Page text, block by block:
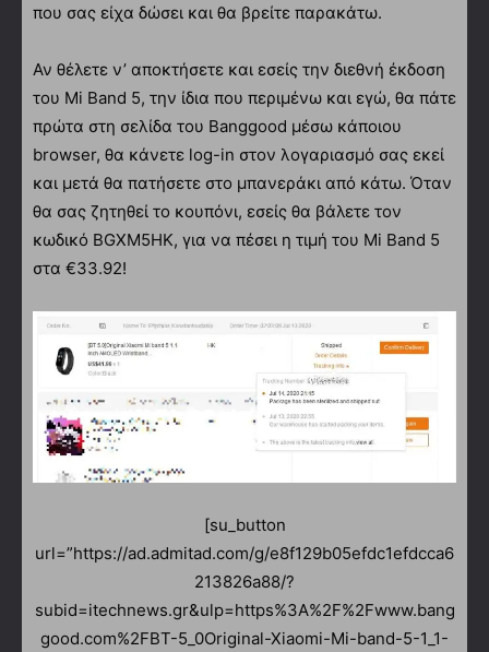
που σας είχα δώσει και θα βρείτε παρακάτω.
Αν θέλετε ν’ αποκτήσετε και εσείς την διεθνή έκδοση
του Mi Band 5, την ίδια που περιμένω και εγώ, θα πάτε
πρώτα στη σελίδα του Banggood μέσω κάποιου
browser, θα κάνετε log-in στον λογαριασμό σας εκεί
και μετά θα πατήσετε στο μπανεράκι από κάτω. Όταν
θα σας ζητηθεί το κουπόνι, εσείς θα βάλετε τον
κωδικό BGXM5HK, για να πέσει η τιμή του Mi Band 5
στα €33.92!
[su_button
url=”https://ad.admitad.com/g/e8f129b05efdc1efdcca6
213826a88/?
subid=itechnews.gr&ulp=https%3A%2F%2Fwww.bang
good.com%2FBT-5_0Original-Xiaomi-Mi-band-5-1_1-